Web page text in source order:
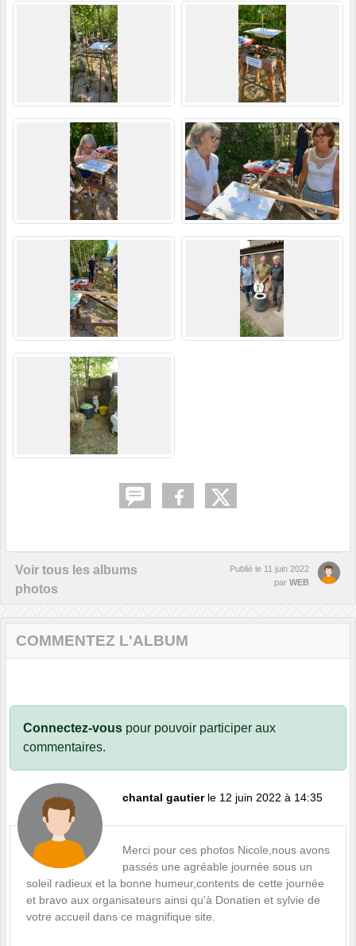
Voir tous les albums
photos
Publié le 11 juin 2022
par WEB
COMMENTEZ L'ALBUM
Connectez-vous pour pouvoir participer aux
commentaires.
chantal gautier le 12 juin 2022 à 14:35
Merci pour ces photos Nicole,nous avons
passés une agréable journée sous un
soleil radieux et la bonne humeur,contents de cette journée
et bravo aux organisateurs ainsi qu'à Donatien et sylvie de
votre accueil dans ce magnifique site.